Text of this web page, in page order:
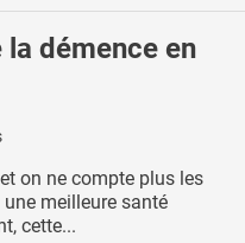
la démence en
on ne compte plus les
meilleure santé
cette...